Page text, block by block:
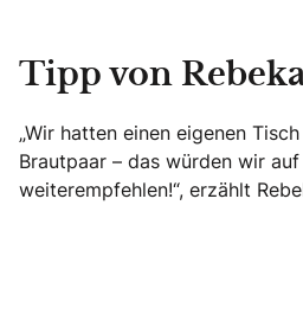
Tipp von
„Wir hatten einen eigenen
Brautpaar – das würden wir
weiterempfehlen!“, erzählt